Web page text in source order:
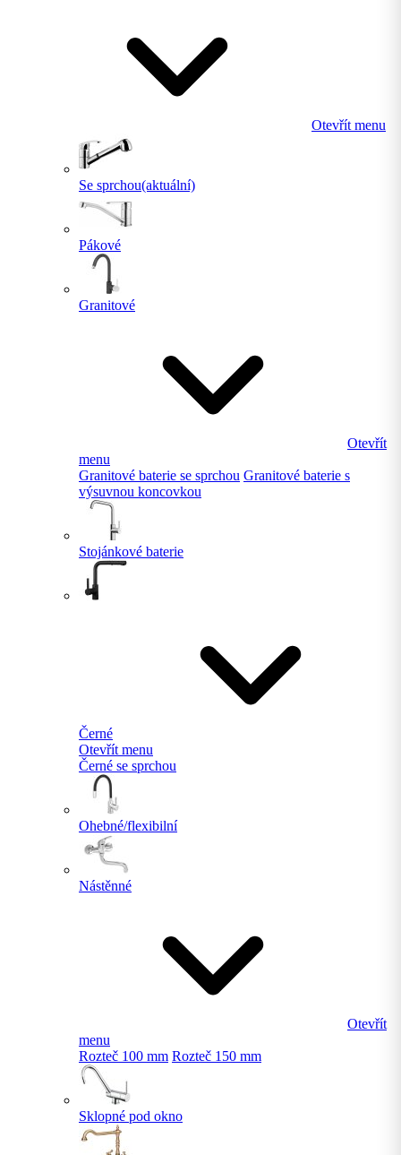
Otevřít menu
Se sprchou(aktuální)
Pákové
Granitové
Otevřít
menu
Granitové baterie se sprchou Granitové baterie s
výsuvnou koncovkou
Stojánkové baterie
Černé
Otevřít menu
Černé se sprchou
Ohebné/flexibilní
Nástěnné
Otevřít
menu
Rozteč 100 mm Rozteč 150 mm
Sklopné pod okno